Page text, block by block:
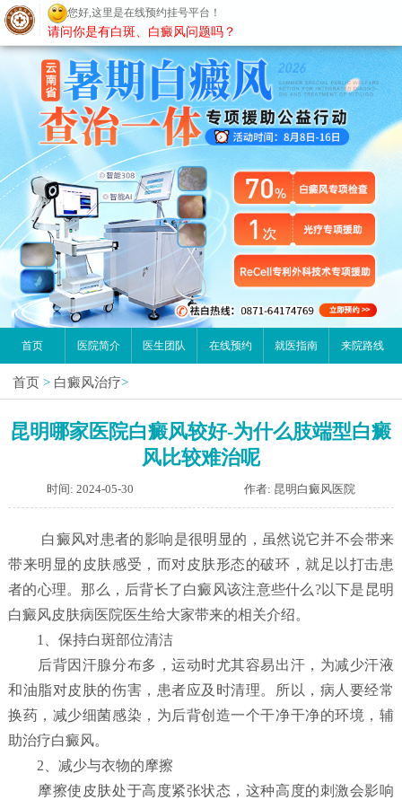
昆明白癜风医院
首页 医院简介 医生团队 在线预约 就医指南 来院路线
首页 > 白癜风治疗>
昆明哪家医院白癜风较好-为什么肢端型白癜
风比较难治呢
时间: 2024-05-30 作者: 昆明白癜风医院
白癜风对患者的影响是很明显的，虽然说它并不会带来
带来明显的皮肤感受，而对皮肤形态的破环，就足以打击患
者的心理。那么，后背长了白癜风该注意些什么?以下是昆明
白癜风皮肤病医院医生给大家带来的相关介绍。
1、保持白斑部位清洁
后背因汗腺分布多，运动时尤其容易出汗，为减少汗液
和油脂对皮肤的伤害，患者应及时清理。所以，病人要经常
换药，减少细菌感染，为后背创造一个干净干净的环境，辅
助治疗白癜风。
2、减少与衣物的摩擦
摩擦使皮肤处于高度紧张状态，这种高度的刺激会影响
您好,这里是在线预约挂号平台！
请问你是有白斑、白癜风问题吗？